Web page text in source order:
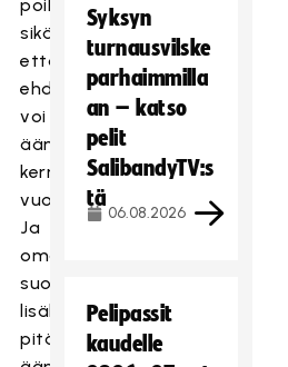
poikkeava
sikäli,
että
ehdokkaita
voi
äänestää
kerran
vuorokaudessa.
Ja
oman
suosikin
lisäksi
pitää
Syksyn
turnausvilske
parhaimmilla
an – katso
pelit
SalibandyTV:s
tä
06.08.2026
Pelipassit
kaudelle